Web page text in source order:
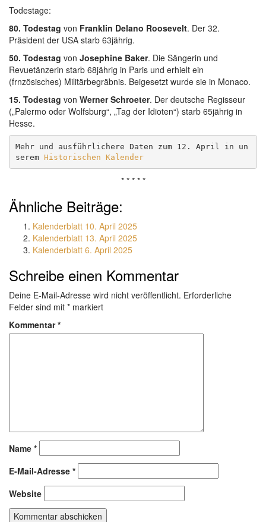
Todestage:
80. Todestag von Franklin Delano Roosevelt. Der 32.
Präsident der USA starb 63jährig.
50. Todestag von Josephine Baker. Die Sängerin und
Revuetänzerin starb 68jährig in Paris und erhielt ein
(frnzösisches) Militärbegräbnis. Beigesetzt wurde sie in Monaco.
15. Todestag von Werner Schroeter. Der deutsche Regisseur
(„Palermo oder Wolfsburg“, „Tag der Idioten“) starb 65jährig in
Hesse.
Mehr und ausführlichere Daten zum 12. April in un
serem Historischen Kalender
* * * * *
Ähnliche Beiträge:
Kalenderblatt 10. April 2025
Kalenderblatt 13. April 2025
Kalenderblatt 6. April 2025
Schreibe einen Kommentar
Deine E-Mail-Adresse wird nicht veröffentlicht. Erforderliche
Felder sind mit * markiert
Kommentar*
Name *
E-Mail-Adresse *
Website